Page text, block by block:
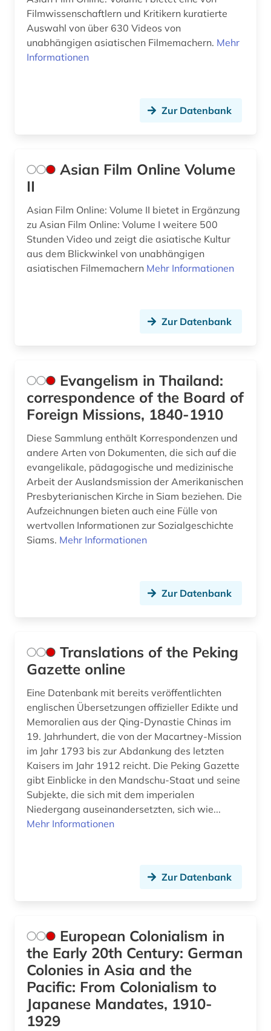
Filmwissenschaftlern und Kritikern kuratierte
Auswahl von über 630 Videos von
unabhängigen asiatischen Filmemachern. Mehr
Informationen
Zur Datenbank
Asian Film Online Volume
II
Asian Film Online: Volume II bietet in Ergänzung
zu Asian Film Online: Volume I weitere 500
Stunden Video und zeigt die asiatische Kultur
aus dem Blickwinkel von unabhängigen
asiatischen Filmemachern Mehr Informationen
Zur Datenbank
Evangelism in Thailand:
correspondence of the Board of
Foreign Missions, 1840-1910
Diese Sammlung enthält Korrespondenzen und
andere Arten von Dokumenten, die sich auf die
evangelikale, pädagogische und medizinische
Arbeit der Auslandsmission der Amerikanischen
Presbyterianischen Kirche in Siam beziehen. Die
Aufzeichnungen bieten auch eine Fülle von
wertvollen Informationen zur Sozialgeschichte
Siams. Mehr Informationen
Zur Datenbank
Translations of the Peking
Gazette online
Eine Datenbank mit bereits veröffentlichten
englischen Übersetzungen offizieller Edikte und
Memoralien aus der Qing-Dynastie Chinas im
19. Jahrhundert, die von der Macartney-Mission
im Jahr 1793 bis zur Abdankung des letzten
Kaisers im Jahr 1912 reicht. Die Peking Gazette
gibt Einblicke in den Mandschu-Staat und seine
Subjekte, die sich mit dem imperialen
Niedergang auseinandersetzten, sich wie...
Mehr Informationen
Zur Datenbank
European Colonialism in
the Early 20th Century: German
Colonies in Asia and the
Pacific: From Colonialism to
Japanese Mandates, 1910-
1929